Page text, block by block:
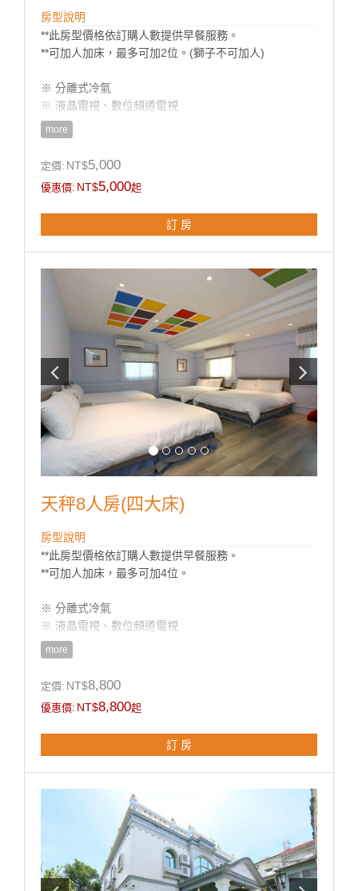
房型說明
**此房型價格依訂購人數提供早餐服務。
**可加人加床，最多可加2位。(獅子不可加人)
※ 分離式冷氣
※ 液晶電視、數位頻道電視
※ 盥洗用品、浴巾 、吹風機
※ 除濕機
more
定價: NT$5,000
優惠價: NT$5,000起
訂 房
天秤8人房(四大床)
房型說明
**此房型價格依訂購人數提供早餐服務。
**可加人加床，最多可加4位。
※ 分離式冷氣
※ 液晶電視、數位頻道電視
※ 盥洗用品、浴巾 、吹風機
※ 除濕機
more
定價: NT$8,800
優惠價: NT$8,800起
訂 房